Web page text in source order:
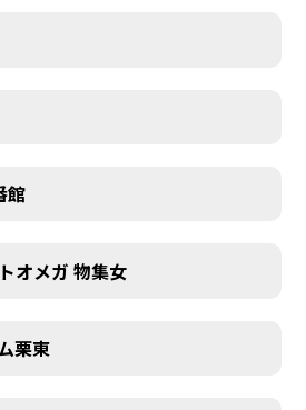
館
オメガ 物集女
栗東